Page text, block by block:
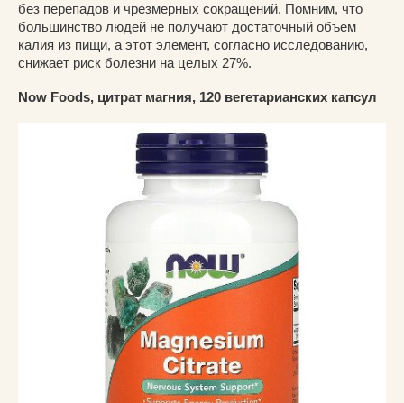
без перепадов и чрезмерных сокращений. Помним, что
большинство людей не получают достаточный объем
калия из пищи, а этот элемент, согласно исследованию,
снижает риск болезни на целых 27%.
Now Foods, цитрат магния, 120 вегетарианских капсул